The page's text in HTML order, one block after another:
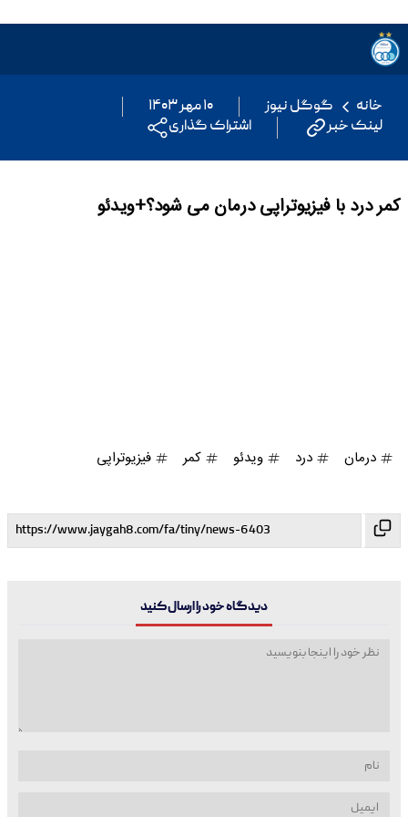
خانه گوگل نیوز
۱۰ مهر ۱۴۰۳
لینک خبر
اشتراک گذاری
کمر درد با فیزیوتراپی درمان می شود؟+ویدئو
درمان درد ویدئو کمر فیزیوتراپی
دیدگاه خود را ارسال کنید